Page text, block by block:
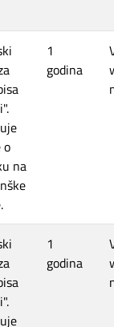
o
na
1
godina
1
godina